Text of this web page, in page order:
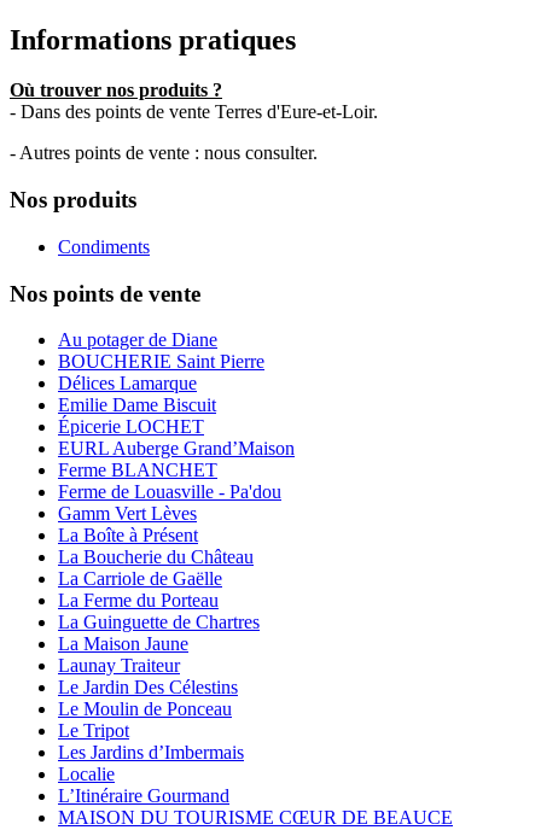
Informations pratiques
Où trouver nos produits ?
- Dans des points de vente Terres d'Eure-et-Loir.
- Autres points de vente : nous consulter.
Nos produits
Condiments
Nos points de vente
Au potager de Diane
BOUCHERIE Saint Pierre
Délices Lamarque
Emilie Dame Biscuit
Épicerie LOCHET
EURL Auberge Grand’Maison
Ferme BLANCHET
Ferme de Louasville - Pa'dou
Gamm Vert Lèves
La Boîte à Présent
La Boucherie du Château
La Carriole de Gaëlle
La Ferme du Porteau
La Guinguette de Chartres
La Maison Jaune
Launay Traiteur
Le Jardin Des Célestins
Le Moulin de Ponceau
Le Tripot
Les Jardins d’Imbermais
Localie
L’Itinéraire Gourmand
MAISON DU TOURISME CŒUR DE BEAUCE